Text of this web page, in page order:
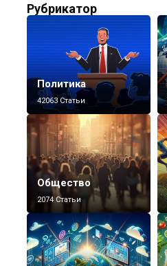
Рубрикатор
Политика
42063 Статьи
Общество
2074 Статьи